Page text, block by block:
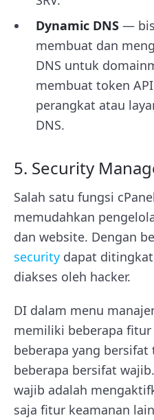
Dynamic DNS —
membuat dan
DNS untuk
membuat token
perangkat atau
DNS.
5. Security
Salah satu fungsi
memudahkan
dan website. Dengan
security dapat
diakses oleh hacker.
DI dalam menu
memiliki beberapa
beberapa yang bersifat
beberapa bersifat
wajib adalah
saja fitur keamanan